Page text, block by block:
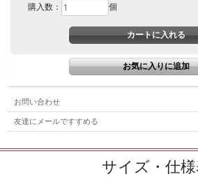
購入数： 個
お問い合わせ
友達にメールですすめる
サイズ・仕